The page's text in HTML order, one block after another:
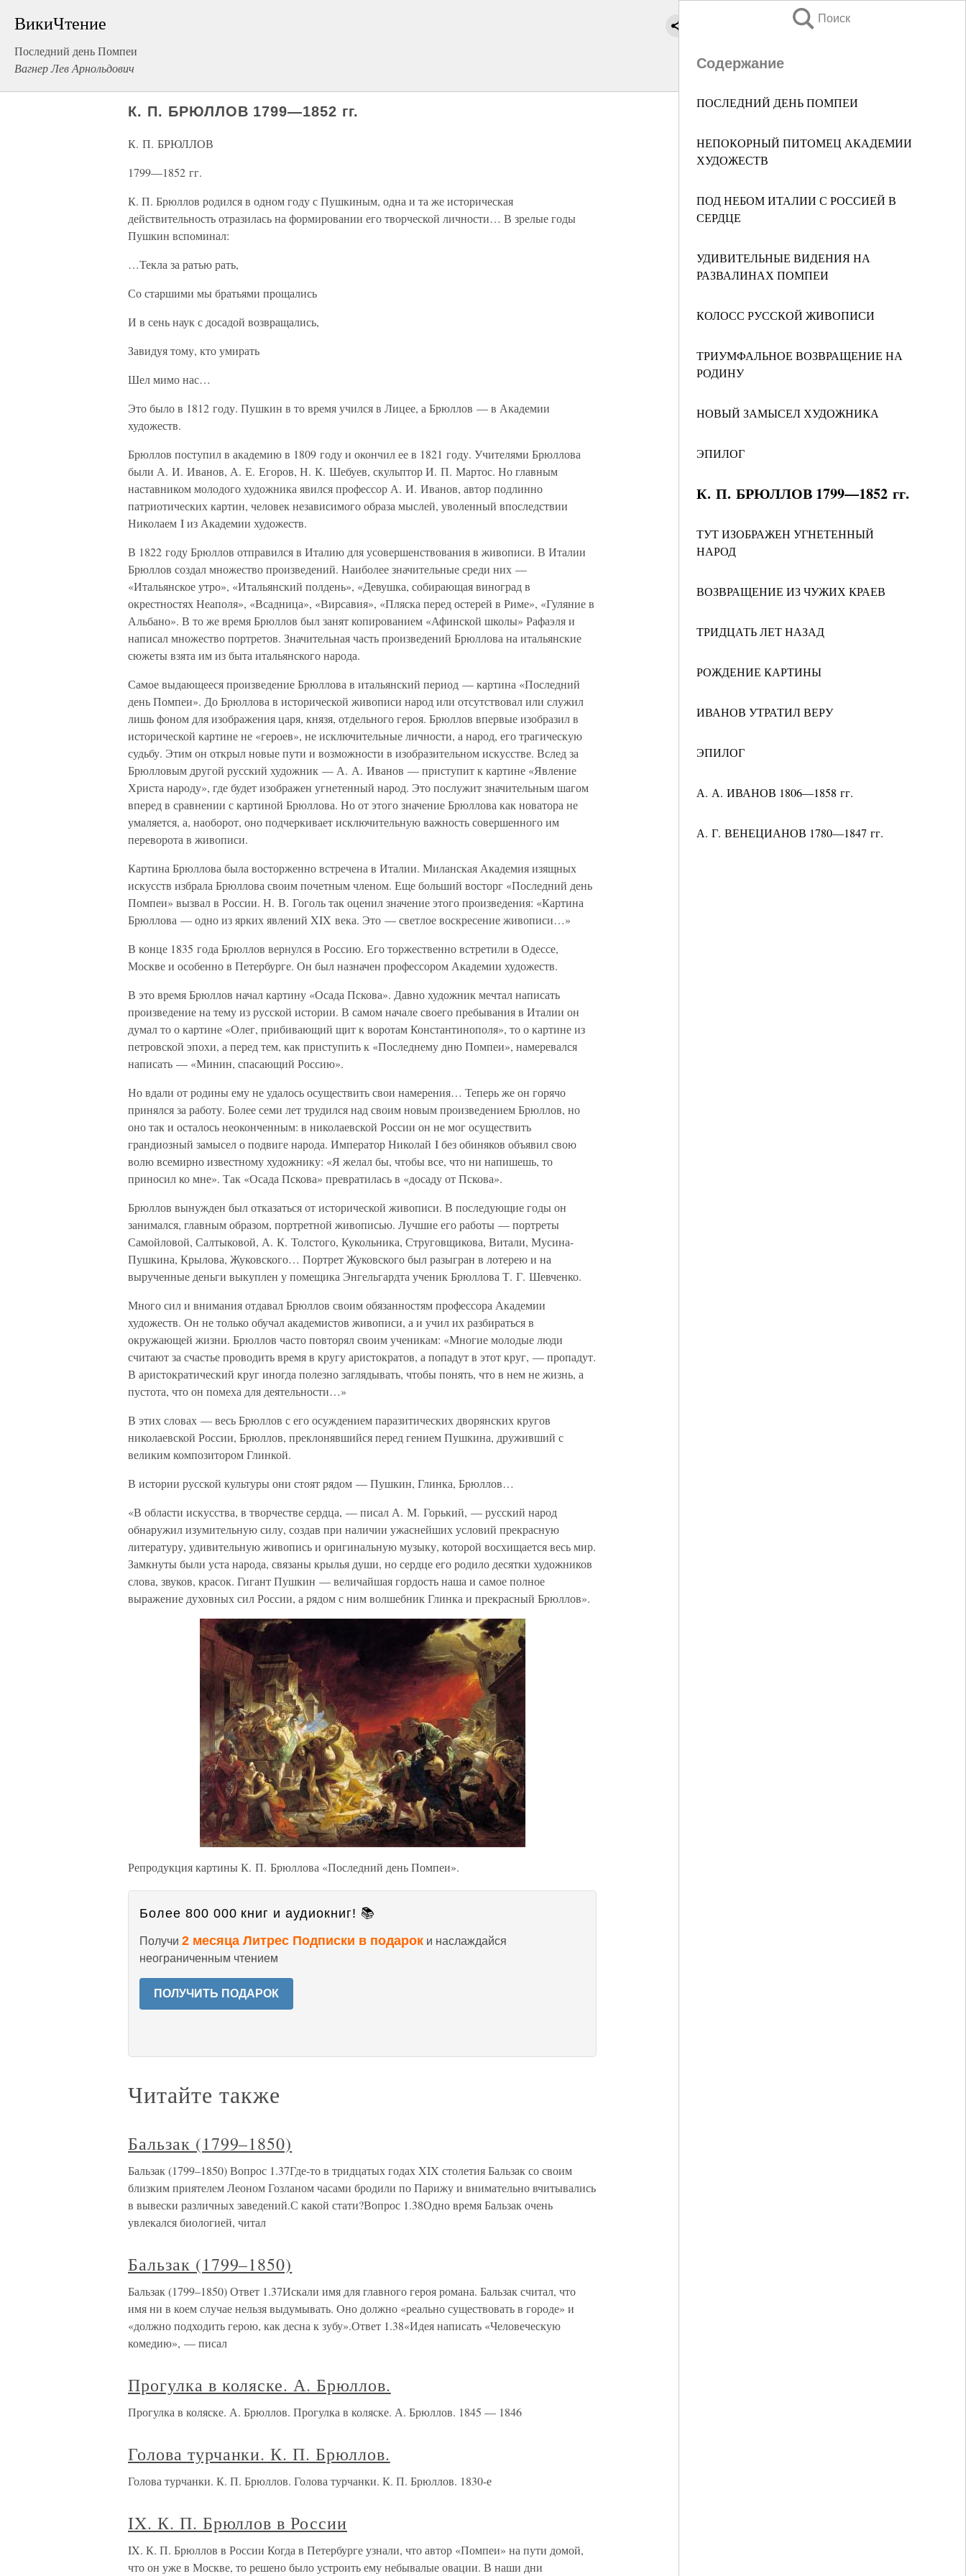
ВикиЧтение
Последний день Помпеи
Вагнер Лев Арнольдович
Поиск
Содержание
ПОСЛЕДНИЙ ДЕНЬ ПОМПЕИ
НЕПОКОРНЫЙ ПИТОМЕЦ АКАДЕМИИ
ХУДОЖЕСТВ
ПОД НЕБОМ ИТАЛИИ С РОССИЕЙ В
СЕРДЦЕ
УДИВИТЕЛЬНЫЕ ВИДЕНИЯ НА
РАЗВАЛИНАХ ПОМПЕИ
КОЛОСС РУССКОЙ ЖИВОПИСИ
ТРИУМФАЛЬНОЕ ВОЗВРАЩЕНИЕ НА
РОДИНУ
НОВЫЙ ЗАМЫСЕЛ ХУДОЖНИКА
ЭПИЛОГ
К. П. БРЮЛЛОВ 1799—1852 гг.
ТУТ ИЗОБРАЖЕН УГНЕТЕННЫЙ
НАРОД
ВОЗВРАЩЕНИЕ ИЗ ЧУЖИХ КРАЕВ
ТРИДЦАТЬ ЛЕТ НАЗАД
РОЖДЕНИЕ КАРТИНЫ
ИВАНОВ УТРАТИЛ ВЕРУ
ЭПИЛОГ
А. А. ИВАНОВ 1806—1858 гг.
А. Г. ВЕНЕЦИАНОВ 1780—1847 гг.
К. П. БРЮЛЛОВ 1799—1852 гг.
К. П. БРЮЛЛОВ
1799—1852 гг.
К. П. Брюллов родился в одном году с Пушкиным, одна и та же историческая
действительность отразилась на формировании его творческой личности… В зрелые годы
Пушкин вспоминал:
…Текла за ратью рать,
Со старшими мы братьями прощались
И в сень наук с досадой возвращались,
Завидуя тому, кто умирать
Шел мимо нас…
Это было в 1812 году. Пушкин в то время учился в Лицее, а Брюллов — в Академии
художеств.
Брюллов поступил в академию в 1809 году и окончил ее в 1821 году. Учителями Брюллова
были А. И. Иванов, А. Е. Егоров, Н. К. Шебуев, скульптор И. П. Мартос. Но главным
наставником молодого художника явился профессор А. И. Иванов, автор подлинно
патриотических картин, человек независимого образа мыслей, уволенный впоследствии
Николаем I из Академии художеств.
В 1822 году Брюллов отправился в Италию для усовершенствования в живописи. В Италии
Брюллов создал множество произведений. Наиболее значительные среди них —
«Итальянское утро», «Итальянский полдень», «Девушка, собирающая виноград в
окрестностях Неаполя», «Всадница», «Вирсавия», «Пляска перед остерей в Риме», «Гуляние в
Альбано». В то же время Брюллов был занят копированием «Афинской школы» Рафаэля и
написал множество портретов. Значительная часть произведений Брюллова на итальянские
сюжеты взята им из быта итальянского народа.
Самое выдающееся произведение Брюллова в итальянский период — картина «Последний
день Помпеи». До Брюллова в исторической живописи народ или отсутствовал или служил
лишь фоном для изображения царя, князя, отдельного героя. Брюллов впервые изобразил в
исторической картине не «героев», не исключительные личности, а народ, его трагическую
судьбу. Этим он открыл новые пути и возможности в изобразительном искусстве. Вслед за
Брюлловым другой русский художник — А. А. Иванов — приступит к картине «Явление
Христа народу», где будет изображен угнетенный народ. Это послужит значительным шагом
вперед в сравнении с картиной Брюллова. Но от этого значение Брюллова как новатора не
умаляется, а, наоборот, оно подчеркивает исключительную важность совершенного им
переворота в живописи.
Картина Брюллова была восторженно встречена в Италии. Миланская Академия изящных
искусств избрала Брюллова своим почетным членом. Еще больший восторг «Последний день
Помпеи» вызвал в России. Н. В. Гоголь так оценил значение этого произведения: «Картина
Брюллова — одно из ярких явлений XIX века. Это — светлое воскресение живописи…»
В конце 1835 года Брюллов вернулся в Россию. Его торжественно встретили в Одессе,
Москве и особенно в Петербурге. Он был назначен профессором Академии художеств.
В это время Брюллов начал картину «Осада Пскова». Давно художник мечтал написать
произведение на тему из русской истории. В самом начале своего пребывания в Италии он
думал то о картине «Олег, прибивающий щит к воротам Константинополя», то о картине из
петровской эпохи, а перед тем, как приступить к «Последнему дню Помпеи», намеревался
написать — «Минин, спасающий Россию».
Но вдали от родины ему не удалось осуществить свои намерения… Теперь же он горячо
принялся за работу. Более семи лет трудился над своим новым произведением Брюллов, но
оно так и осталось неоконченным: в николаевской России он не мог осуществить
грандиозный замысел о подвиге народа. Император Николай I без обиняков объявил свою
волю всемирно известному художнику: «Я желал бы, чтобы все, что ни напишешь, то
приносил ко мне». Так «Осада Пскова» превратилась в «досаду от Пскова».
Брюллов вынужден был отказаться от исторической живописи. В последующие годы он
занимался, главным образом, портретной живописью. Лучшие его работы — портреты
Самойловой, Салтыковой, А. К. Толстого, Кукольника, Струговщикова, Витали, Мусина-
Пушкина, Крылова, Жуковского… Портрет Жуковского был разыгран в лотерею и на
вырученные деньги выкуплен у помещика Энгельгардта ученик Брюллова Т. Г. Шевченко.
Много сил и внимания отдавал Брюллов своим обязанностям профессора Академии
художеств. Он не только обучал академистов живописи, а и учил их разбираться в
окружающей жизни. Брюллов часто повторял своим ученикам: «Многие молодые люди
считают за счастье проводить время в кругу аристократов, а попадут в этот круг, — пропадут.
В аристократический круг иногда полезно заглядывать, чтобы понять, что в нем не жизнь, а
пустота, что он помеха для деятельности…»
В этих словах — весь Брюллов с его осуждением паразитических дворянских кругов
николаевской России, Брюллов, преклонявшийся перед гением Пушкина, друживший с
великим композитором Глинкой.
В истории русской культуры они стоят рядом — Пушкин, Глинка, Брюллов…
«В области искусства, в творчестве сердца, — писал А. М. Горький, — русский народ
обнаружил изумительную силу, создав при наличии ужаснейших условий прекрасную
литературу, удивительную живопись и оригинальную музыку, которой восхищается весь мир.
Замкнуты были уста народа, связаны крылья души, но сердце его родило десятки художников
слова, звуков, красок. Гигант Пушкин — величайшая гордость наша и самое полное
выражение духовных сил России, а рядом с ним волшебник Глинка и прекрасный Брюллов».
Репродукция картины К. П. Брюллова «Последний день Помпеи».
Более 800 000 книг и аудиокниг! 📚
Получи 2 месяца Литрес Подписки в подарок и наслаждайся
неограниченным чтением
ПОЛУЧИТЬ ПОДАРОК
Читайте также
Бальзак (1799–1850)
Бальзак (1799–1850) Вопрос 1.37Где-то в тридцатых годах XIX столетия Бальзак со своим
близким приятелем Леоном Гозланом часами бродили по Парижу и внимательно вчитывались
в вывески различных заведений.С какой стати?Вопрос 1.38Одно время Бальзак очень
увлекался биологией, читал
Бальзак (1799–1850)
Бальзак (1799–1850) Ответ 1.37Искали имя для главного героя романа. Бальзак считал, что
имя ни в коем случае нельзя выдумывать. Оно должно «реально существовать в городе» и
«должно подходить герою, как десна к зубу».Ответ 1.38«Идея написать «Человеческую
комедию», — писал
Прогулка в коляске. А. Брюллов.
Прогулка в коляске. А. Брюллов. Прогулка в коляске. А. Брюллов. 1845 — 1846
Голова турчанки. К. П. Брюллов.
Голова турчанки. К. П. Брюллов. Голова турчанки. К. П. Брюллов. 1830-е
IX. К. П. Брюллов в России
IX. К. П. Брюллов в России Когда в Петербурге узнали, что автор «Помпеи» на пути домой,
что он уже в Москве, то решено было устроить ему небывалые овации. В наши дни